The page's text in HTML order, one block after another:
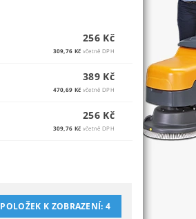
256 Kč
309,76 Kč včetně DPH
389 Kč
470,69 Kč včetně DPH
256 Kč
309,76 Kč včetně DPH
POLOŽEK K ZOBRAZENÍ:4